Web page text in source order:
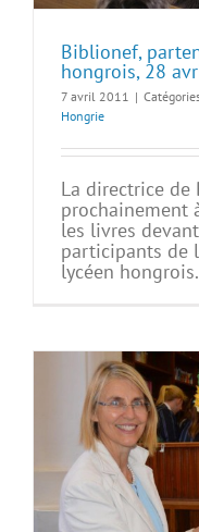
Biblionef,
hongrois, 28
7 avril 2011 |
Hongrie
La directrice
prochainement
les livres
participants de
lycéen hongrois.